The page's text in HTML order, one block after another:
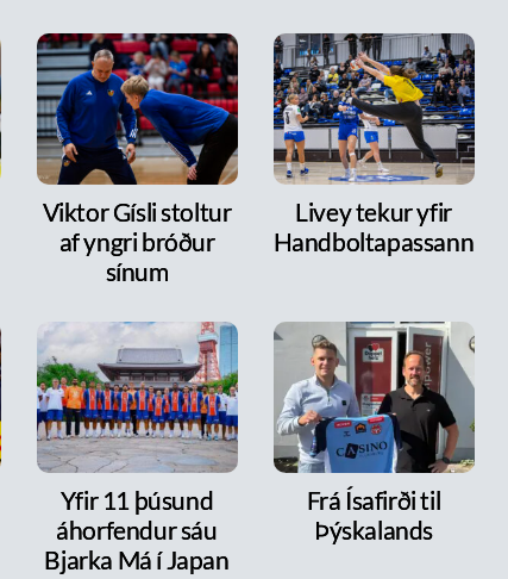
Viktor Gísli stoltur
af yngri bróður
sínum
Livey tekur yfir
Handboltapassann
Yfir 11 þúsund
áhorfendur sáu
Bjarka Má í Japan
Frá Ísafirði til
Þýskalands